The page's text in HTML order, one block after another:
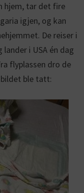
hjem, tar det fire
igjen, og kan
De reiser i
i USA én dag
flyplassen dro de
ble tatt: